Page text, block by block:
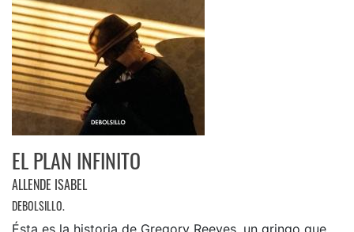
EL PLAN INFINITO
ALLENDE ISABEL
DEBOLSILLO.
Ésta es la historia de Gregory Reeves, un gringo que